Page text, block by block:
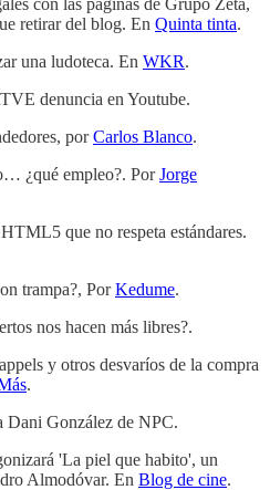
retirar del blog. En Quinta tinta.
una ludoteca. En WKR.
denuncia en Youtube.
porCarlos Blanco.
¿qué empleo?. PorJorge
que no respeta estándares.
trampa?, PorKedume.
nos hacen más libres?.
y otros desvaríos de la compra
.
Dani González de NPC.
'La piel que habito', un
Almodóvar. En Blog de cine.